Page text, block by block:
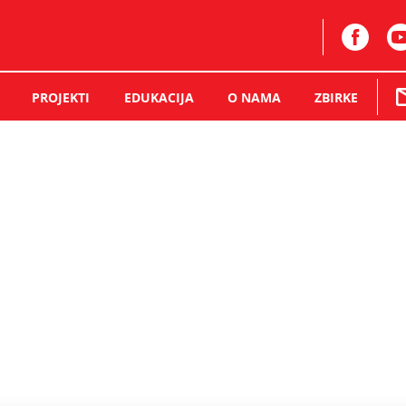
PROJEKTI EDUKACIJA O NAMA ZBIRKE